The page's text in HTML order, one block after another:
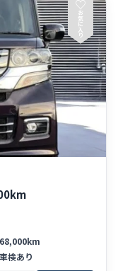
♡
お
気
に
入
り
68,000km
車検あり